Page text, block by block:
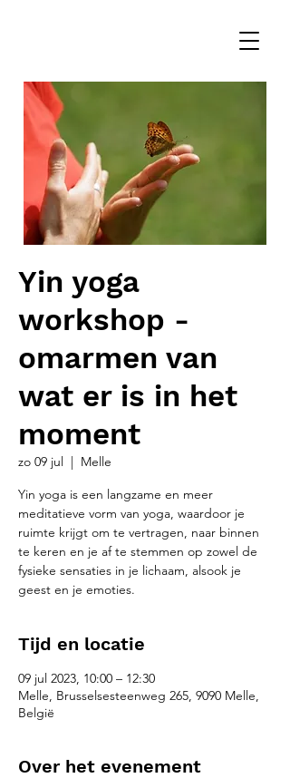
Yin yoga
workshop -
omarmen van
wat er is in het
moment
zo 09 jul
  |
Melle
Yin yoga is een langzame en meer
meditatieve vorm van yoga, waardoor je
ruimte krijgt om te vertragen, naar binnen
te keren en je af te stemmen op zowel de
fysieke sensaties in je lichaam, alsook je
geest en je emoties.
Tijd en locatie
09 jul 2023, 10:00 – 12:30
Melle, Brusselsesteenweg 265, 9090 Melle,
België
Over het evenement